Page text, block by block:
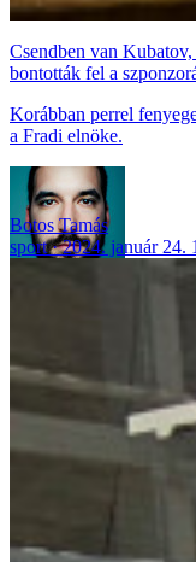
Csendben van
bontották fel a
Korábban perrel
a Fradi elnöke.
Botos Tamás
sport
2024. január 24.